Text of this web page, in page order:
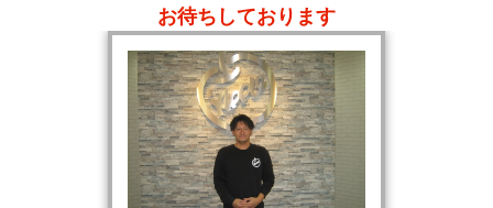
お待ちしております